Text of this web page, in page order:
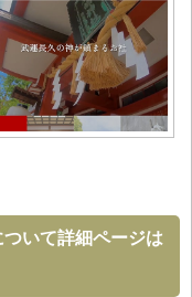
いて詳細ページは